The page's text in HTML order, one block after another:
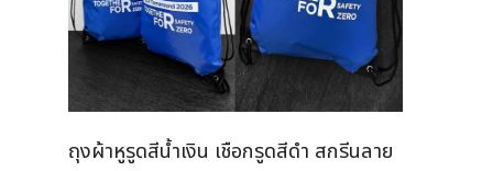
ถุงผ้าหูรูดสีน้ำเงิน เชือกรูดสีดำ สกรีนลาย